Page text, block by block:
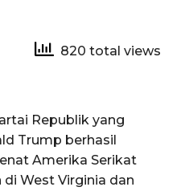
820 total views
Republik yang
Trump berhasil
Amerika Serikat
West Virginia dan